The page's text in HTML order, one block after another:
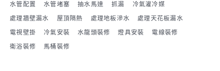
水管配置 水管堵塞 抽水馬達 抓漏 冷氣灌冷媒
處理牆壁漏水 屋頂隔熱 處理地板滲水 處理天花板漏水
電視壁掛 冷氣安裝 水龍頭裝修 燈具安裝 電線裝修
衛浴裝修 馬桶裝修